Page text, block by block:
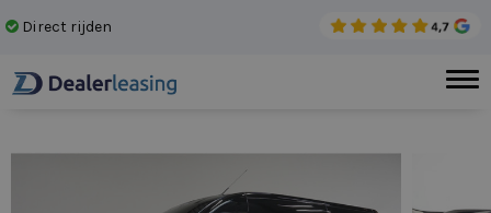
Direct rijden